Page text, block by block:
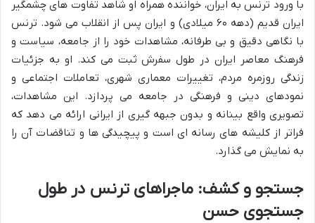
با ورود ترنس به ایران، خواننده همراه او شاهد تفاوت های چشمگیر
ایران قدیم (دهه ۶۰ میلادی) و ایران پس از انقلاب می شود. ترنس
با نگاهی دقیق و بی طرفانه، مشاهدات خود را از جامعه، سیاست و
فرهنگ معاصر ایران در طول سفرش ثبت می کند. او به جزئیات
زندگی روزمره مردم، تغییرات معماری شهری، تعاملات اجتماعی و
نمودهای دینی و فرهنگی در جامعه می پردازد. این مشاهدات،
تصویری واقع بینانه و بدون جبهه گیری از ایرانی ارائه می دهد که
فراتر از کلیشه های رسانه ای است و پیچیدگی ها و تناقضات آن را
به نمایش می گذارد.
جستجو و کشف: ماجراهای ترنس در طول
جستجوی حسن